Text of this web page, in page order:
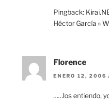
Pingback:
Héctor García »
Florence
ENERO 12, 2006
……los entiendo,